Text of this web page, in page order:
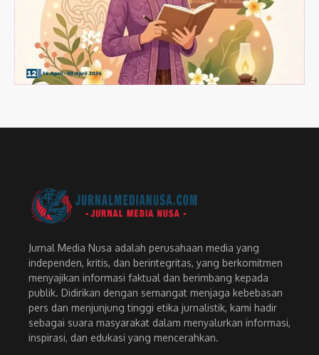
Jurnal Media Nusa adalah perusahaan media yang
independen, kritis, dan berintegritas, yang berkomitmen
menyajikan informasi faktual dan berimbang kepada
publik. Didirikan dengan semangat menjaga kebebasan
pers dan menjunjung tinggi etika jurnalistik, kami hadir
sebagai suara masyarakat dalam menyalurkan informasi,
inspirasi, dan edukasi yang mencerahkan.